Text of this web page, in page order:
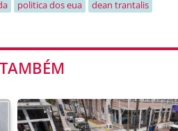
politica dos eua dean trantalis